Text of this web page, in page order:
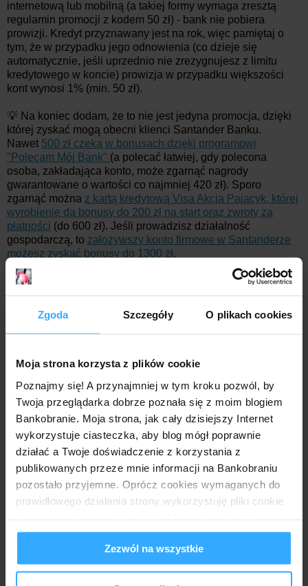
Zgoda Szczegóły O plikach cookies
Moja strona korzysta z plików cookie
Poznajmy się! A przynajmniej w tym kroku pozwól, by
Twoja przeglądarka dobrze poznała się z moim blogiem
Bankobranie. Moja strona, jak cały dzisiejszy Internet
wykorzystuje ciasteczka, aby blog mógł poprawnie
działać a Twoje doświadczenie z korzystania z
publikowanych przeze mnie informacji na Bankobraniu
pozostało przyjemne. Oprócz cookies wymaganych do
prawidłowego działania strony wykorzystuję pliki cookie
analizować ruch w mojej witrynie. Informacje o tym, jak
korzystasz z bloga, udostępniam moim partnerom
społecznościowym, reklamowym i analitycznym.
Partnerzy mogą połączyć te informacje z innymi danymi
Zezwól na wszystkie
internetową lub mobilną (a takiej formy wymaga zresztą
regulamin promocji z kodem 50 zł) - bank nie pobiera
prowizji. Kredyt przyznawany jest na rok, więc pamiętaj o
tym, że w przypadku jego odnowienia (co dzieje się
automatycznie, jeśli uprzednio nie zrezygnujesz z limitu
kredytowego w koncie) prowizja w przypadku większości
kont wynosi 1% (min. 50 zł).
💡 Na koniec dodam, że to nie jest jedyna promocja, dzięki
której zyskać mogą obecni klienci Santander Banku.
Nawet 500 zł czeka w bonusach dzięki programowi
"Polecam Mój Bank" (a polecać łatwiej, gdy polecona
osoba, zakładająca konto, może zgarnąć nagrody
gwarantowane o wartości co najmniej 420 zł). Sporo
zgarnąć można z kartą kredytową Visa Akcja Pajacyk, której
wyrobienie da bonusy do 200 zł na start oraz zwroty za
płatności (do 600 zł). Jeśli prowadzisz działalność
gospodarczą, to założywszy konto firmowe w Santanderze
możesz zyskać bonusy do 1300 zł .
Przydatne dokumenty:
w koncie"
taryfa opłat i prowizji
Mr. Złotówa o godz.:
17 komentarzy:
A co zrobić jeśli ani w bankowości internetowej ani mobilnie
Wyskakuje ikonka- skontaktuj się z infolinia
Anonimowy 7 lipca 2021 16:58
No to nic nie zrobisz.